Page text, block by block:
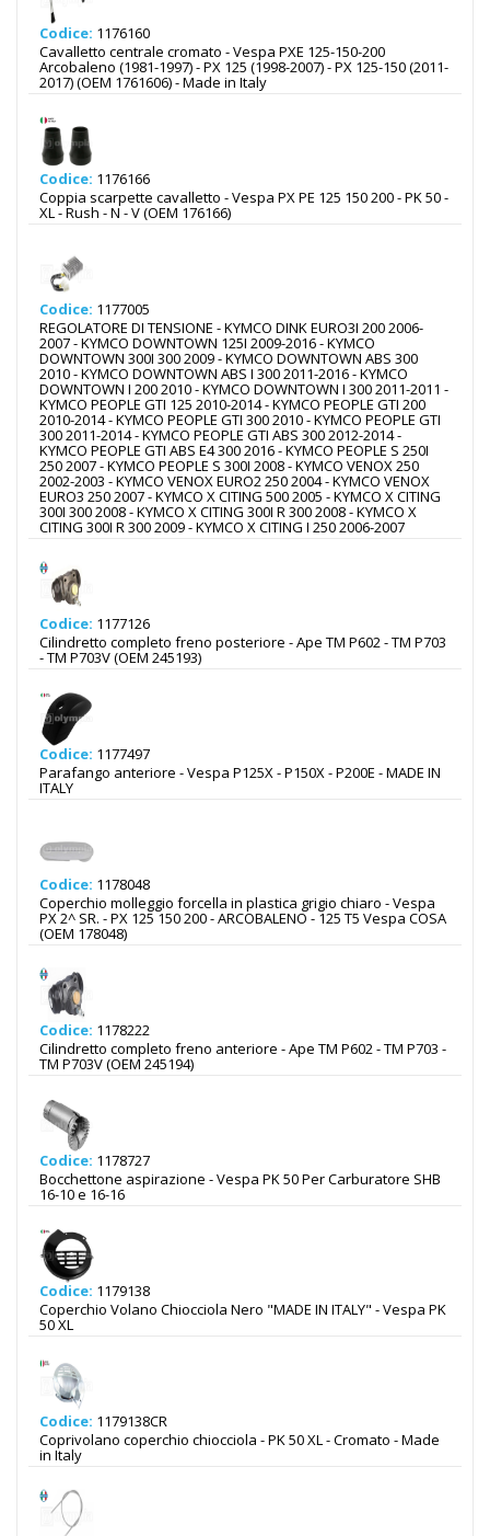
Codice: 1176160
Cavalletto centrale cromato - Vespa PXE 125-150-200
Arcobaleno (1981-1997) - PX 125 (1998-2007) - PX 125-150 (2011-
2017) (OEM 1761606) - Made in Italy
Codice: 1176166
Coppia scarpette cavalletto - Vespa PX PE 125 150 200 - PK 50 -
XL - Rush - N - V (OEM 176166)
Codice: 1177005
REGOLATORE DI TENSIONE - KYMCO DINK EURO3I 200 2006-
2007 - KYMCO DOWNTOWN 125I 2009-2016 - KYMCO
DOWNTOWN 300I 300 2009 - KYMCO DOWNTOWN ABS 300
2010 - KYMCO DOWNTOWN ABS I 300 2011-2016 - KYMCO
DOWNTOWN I 200 2010 - KYMCO DOWNTOWN I 300 2011-2011 -
KYMCO PEOPLE GTI 125 2010-2014 - KYMCO PEOPLE GTI 200
2010-2014 - KYMCO PEOPLE GTI 300 2010 - KYMCO PEOPLE GTI
300 2011-2014 - KYMCO PEOPLE GTI ABS 300 2012-2014 -
KYMCO PEOPLE GTI ABS E4 300 2016 - KYMCO PEOPLE S 250I
250 2007 - KYMCO PEOPLE S 300I 2008 - KYMCO VENOX 250
2002-2003 - KYMCO VENOX EURO2 250 2004 - KYMCO VENOX
EURO3 250 2007 - KYMCO X CITING 500 2005 - KYMCO X CITING
300I 300 2008 - KYMCO X CITING 300I R 300 2008 - KYMCO X
CITING 300I R 300 2009 - KYMCO X CITING I 250 2006-2007
Codice: 1177126
Cilindretto completo freno posteriore - Ape TM P602 - TM P703
- TM P703V (OEM 245193)
Codice: 1177497
Parafango anteriore - Vespa P125X - P150X - P200E - MADE IN
ITALY
Codice: 1178048
Coperchio molleggio forcella in plastica grigio chiaro - Vespa
PX 2^ SR. - PX 125 150 200 - ARCOBALENO - 125 T5 Vespa COSA
(OEM 178048)
Codice: 1178222
Cilindretto completo freno anteriore - Ape TM P602 - TM P703 -
TM P703V (OEM 245194)
Codice: 1178727
Bocchettone aspirazione - Vespa PK 50 Per Carburatore SHB
16-10 e 16-16
Codice: 1179138
Coperchio Volano Chiocciola Nero "MADE IN ITALY" - Vespa PK
50 XL
Codice: 1179138CR
Coprivolano coperchio chiocciola - PK 50 XL - Cromato - Made
in Italy